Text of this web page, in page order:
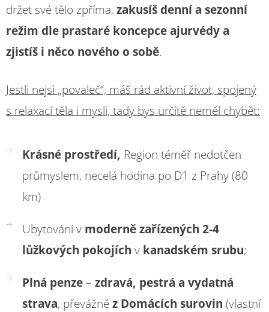
držet své tělo zpříma, zakusíš denní a sezonní
režim dle prastaré koncepce ajurvédy a
zjistíš i něco nového o sobě.
Jestli nejsi „povaleč“, máš rád aktivní život, spojený
s relaxací těla i mysli, tady bys určitě neměl chybět:
Krásné prostředí, Region téměř nedotčen
průmyslem, necelá hodina po D1 z Prahy (80
km)
Ubytování v moderně zařízených 2-4
lůžkových pokojích v kanadském srubu;
Plná penze– zdravá, pestrá a vydatná
strava, převážněz Domácích surovin (vlastní